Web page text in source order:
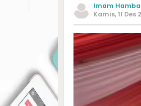
Imam
Kamis, 11 Des